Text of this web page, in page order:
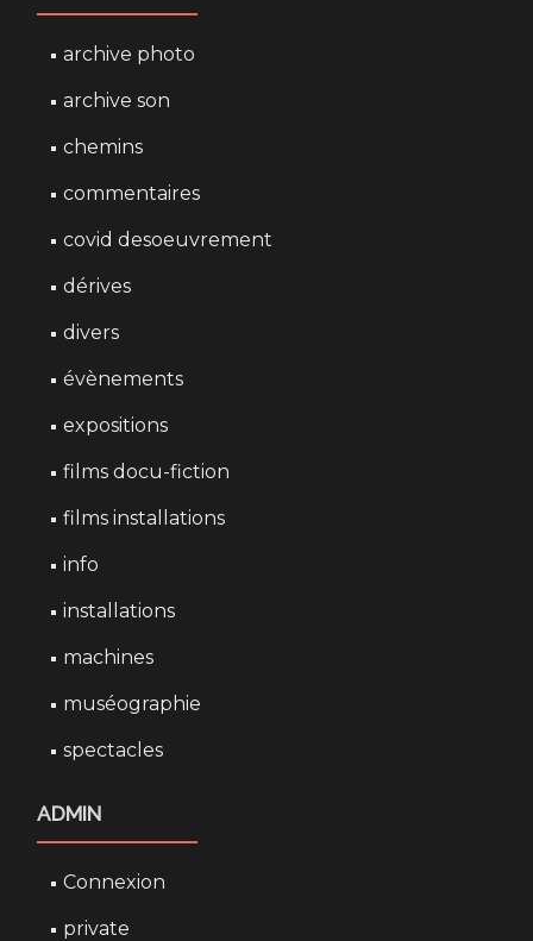
archive photo
archive son
chemins
commentaires
covid desoeuvrement
dérives
divers
évènements
expositions
films docu-fiction
films installations
info
installations
machines
muséographie
spectacles
ADMIN
Connexion
private